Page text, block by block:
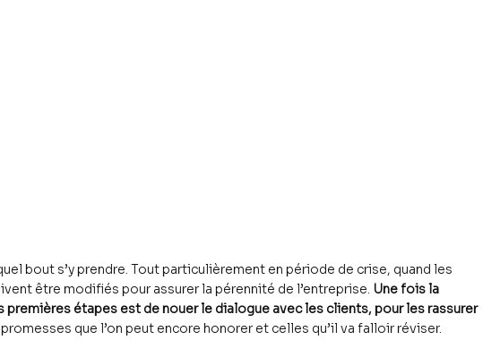
bout s’y prendre. Tout particulièrement en période de crise, quand les
être modifiés pour assurer la pérennité de l’entreprise. Une fois la
étapes est de nouer le dialogue avec les clients, pour les rassurer
que l’on peut encore honorer et celles qu’il va falloir réviser.